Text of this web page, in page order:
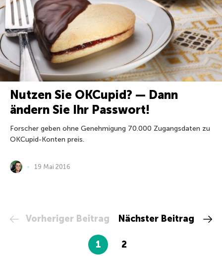
Nutzen Sie OKCupid? — Dann
ändern Sie Ihr Passwort!
Forscher geben ohne Genehmigung 70.000 Zugangsdaten zu
OKCupid-Konten preis.
19 Mai 2016
Vorheriger Beitrag
1 2
Nächster Beitrag